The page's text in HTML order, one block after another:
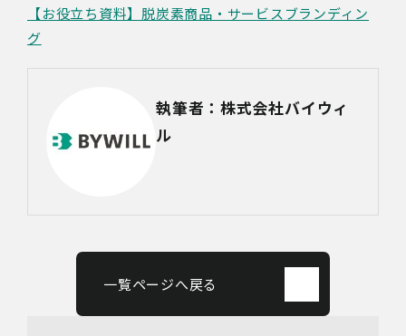
【お役立ち資料】脱炭素商品・サービスブランディン
グ
執筆者：株式会社バイウィ
ル
一覧ページへ戻る